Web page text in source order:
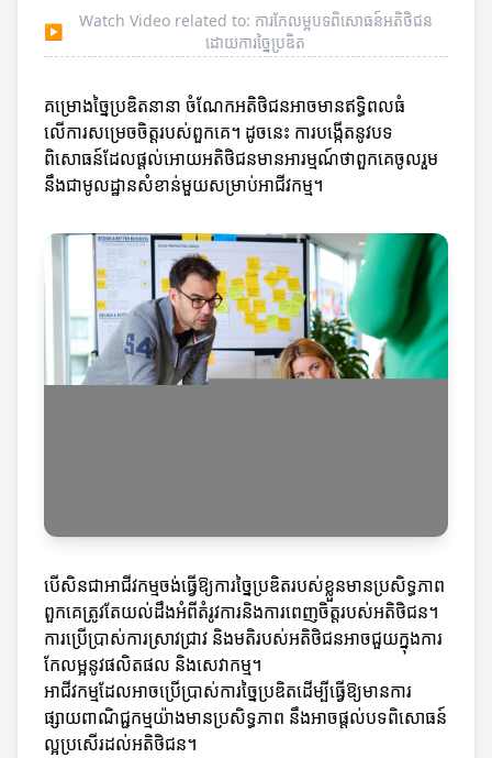
▶
Watch Video related to: ការកែលម្អបទពិសោធន៍អតិថិជន
ដោយការច្នៃប្រឌិត
គម្រោងច្នៃប្រឌិតនានា ចំណែកអតិថិជនអាចមានឥទ្ធិពលធំ
លើការសម្រេចចិត្តរបស់ពួកគេ។ ដូចនេះ ការបង្កើតនូវបទ
ពិសោធន៍ដែលផ្តល់អោយអតិថិជនមានអារម្មណ៍ថាពួកគេចូលរួម
នឹងជាមូលដ្ឋានសំខាន់មួយសម្រាប់អាជីវកម្ម។
បើសិនជាអាជីវកម្មចង់ធ្វើឱ្យការច្នៃប្រឌិតរបស់ខ្លួនមានប្រសិទ្ធភាព
ពួកគេត្រូវតែយល់ដឹងអំពីតំរូវការនិងការពេញចិត្តរបស់អតិថិជន។
ការប្រើប្រាស់ការស្រាវជ្រាវ និងមតិរបស់អតិថិជនអាចជួយក្នុងការ
កែលម្អនូវផលិតផល និងសេវាកម្ម។
អាជីវកម្មដែលអាចប្រើប្រាស់ការច្នៃប្រឌិតដើម្បីធ្វើឱ្យមានការ
ផ្សាយពាណិជ្ជកម្មយ៉ាងមានប្រសិទ្ធភាព នឹងអាចផ្តល់បទពិសោធន៍
ល្អប្រសើរដល់អតិថិជន។